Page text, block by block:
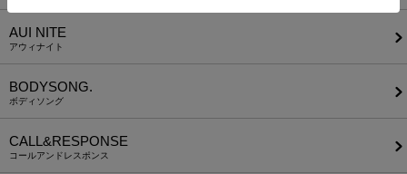
AUI NITE
アウィナイト
BODYSONG.
ボディソング
CALL&RESPONSE
コールアンドレスポンス